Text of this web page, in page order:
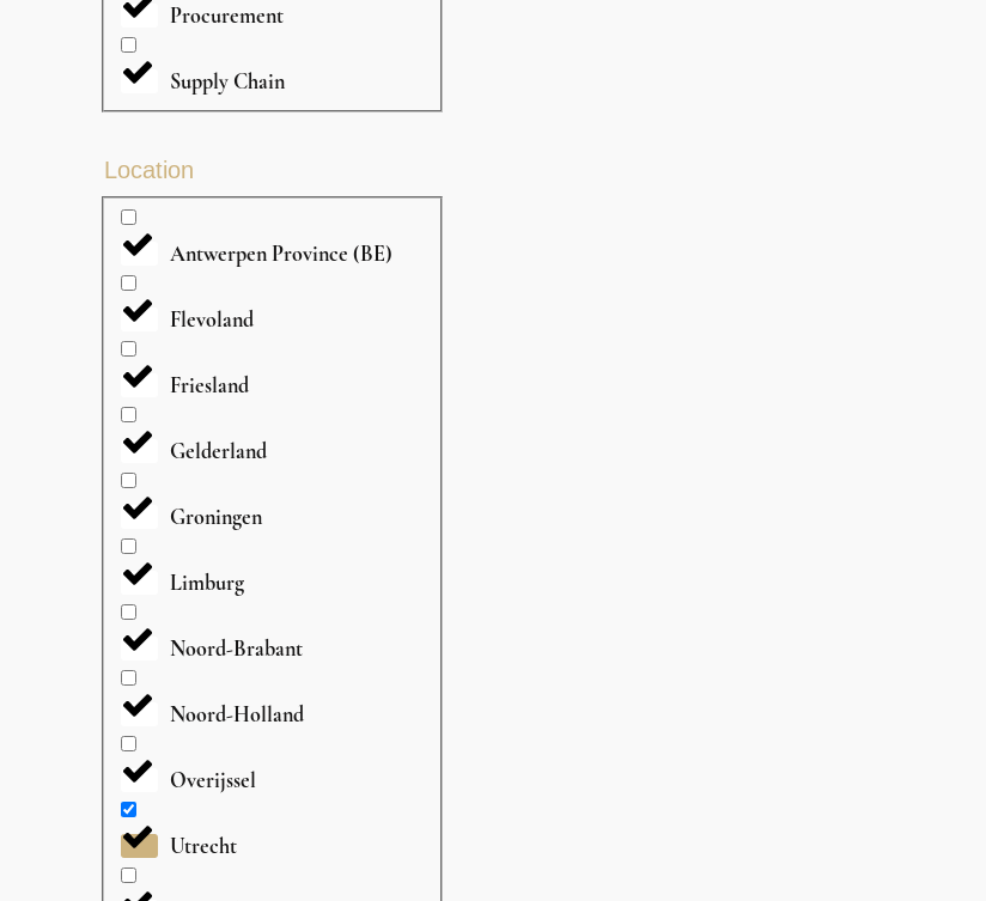
Procurement
Supply Chain
Location
Antwerpen Province (BE)
Flevoland
Friesland
Gelderland
Groningen
Limburg
Noord-Brabant
Noord-Holland
Overijssel
Utrecht